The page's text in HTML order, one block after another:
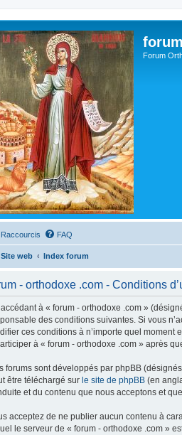
Forum
Raccourcis FAQ
Site web Index forum
- orthodoxe .com - Conditions
accédant à « forum - orthodoxe .com »
des conditions suivantes. Si vous
ces conditions à n’importe quel
à « forum - orthodoxe .com » après
forums sont développés par phpBB
être téléchargé sur le site de phpBB (en
et du contenu que nous acceptons et
acceptez de ne publier aucun contenu à
le serveur de « forum - orthodoxe .com »